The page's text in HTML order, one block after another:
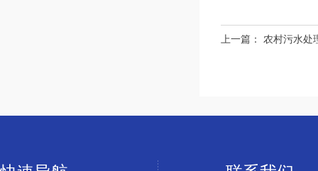
上一篇： 农村污水处